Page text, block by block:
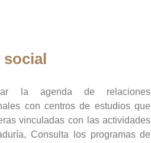
social
la agenda de relaciones
con centros de estudios que
vinculadas con las actividades
Consulta los programas de